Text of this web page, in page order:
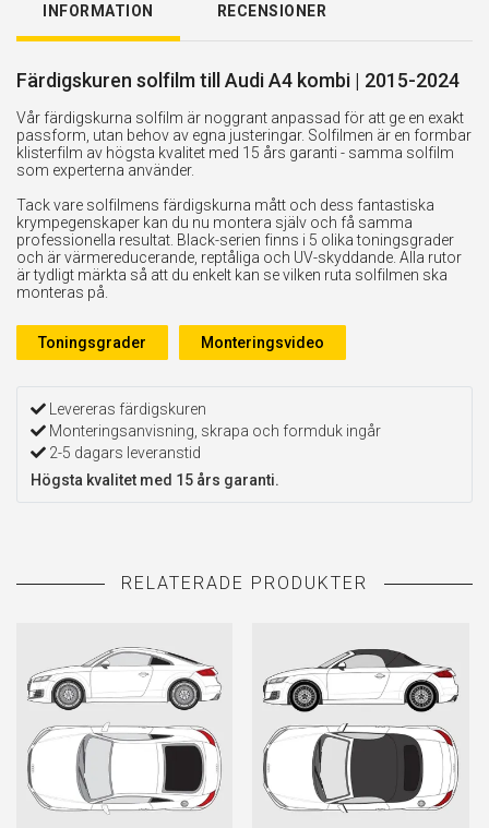
INFORMATION RECENSIONER
Färdigskuren solfilm till Audi A4 kombi | 2015-2024
Vår färdigskurna solfilm är noggrant anpassad för att ge en exakt
passform, utan behov av egna justeringar. Solfilmen är en formbar
klisterfilm av högsta kvalitet med 15 års garanti - samma solfilm
som experterna använder.
Tack vare solfilmens färdigskurna mått och dess fantastiska
krympegenskaper kan du nu montera själv och få samma
professionella resultat. Black-serien finns i 5 olika toningsgrader
och är värmereducerande, reptåliga och UV-skyddande. Alla rutor
är tydligt märkta så att du enkelt kan se vilken ruta solfilmen ska
monteras på.
Toningsgrader Monteringsvideo
Levereras färdigskuren
Monteringsanvisning, skrapa och formduk ingår
2-5 dagars leveranstid
Högsta kvalitet med 15 års garanti.